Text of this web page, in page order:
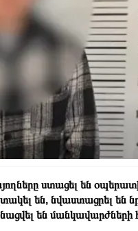
ստացել են
են, նվաստացրել են
են